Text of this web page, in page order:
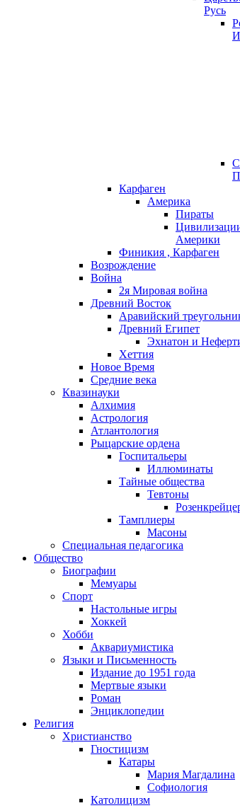
Русь
Карфаген
Америка
Пираты
Америки
Финикия , Карфаген
Возрождение
Война
2я Мировая война
Древний Восток
Аравийский
Древний Египет
Эхнатон и
Хеттия
Новое Время
Средние века
Квазинауки
Алхимия
Астрология
Атлантология
Рыцарские ордена
Госпитальеры
Иллюминаты
Тайные общества
Тевтоны
Тамплиеры
Масоны
Специальная педагогика
Общество
Биографии
Мемуары
Спорт
Настольные игры
Хоккей
Хобби
Аквариумистика
Языки и Письменность
Издание до 1951 года
Мертвые языки
Роман
Энциклопедии
Религия
Христианство
Гностицизм
Катары
Мария Магдалина
Софиология
Католицизм